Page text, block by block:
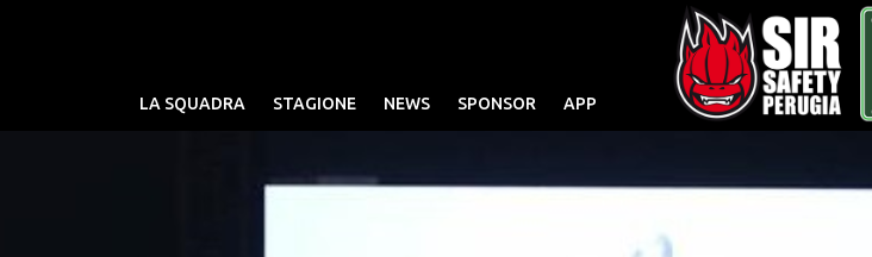
LA SQUADRA STAGIONE NEWS SPONSOR APP